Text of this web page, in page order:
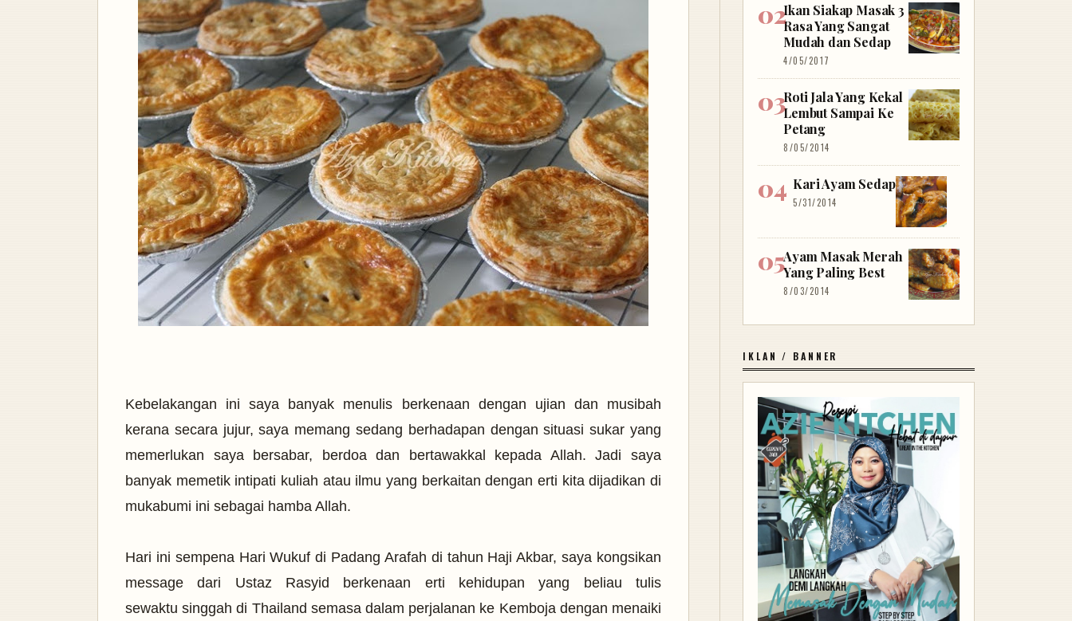
Kebelakangan ini saya banyak menulis berkenaan dengan ujian dan musibah
kerana secara jujur, saya memang sedang berhadapan dengan situasi sukar yang
memerlukan saya bersabar, berdoa dan bertawakkal kepada Allah. Jadi saya
banyak memetik intipati kuliah atau ilmu yang berkaitan dengan erti kita dijadikan di
mukabumi ini sebagai hamba Allah.
Hari ini sempena Hari Wukuf di Padang Arafah di tahun Haji Akbar, saya kongsikan
message dari UstazRasyid berkenaan erti kehidupan yang beliau tulis
sewaktu singgah di Thailand semasa dalam perjalanan ke Kemboja dengan menaiki
Ikan Siakap Masak 3
Rasa Yang Sangat
Mudah dan Sedap
4/05/2017
Roti Jala Yang Kekal
Lembut Sampai Ke
Petang
8/05/2014
Kari Ayam Sedap
5/31/2014
Ayam Masak Merah
Yang Paling Best
8/03/2014
IKLAN / BANNER